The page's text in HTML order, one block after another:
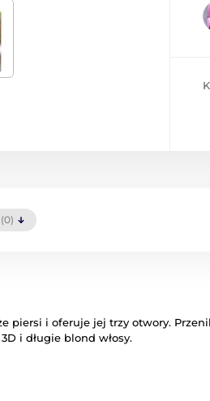
(0)
piersi i oferuje jej trzy otwory.
3D i długie blond włosy.